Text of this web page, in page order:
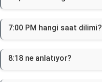
7:00 PM hangi saat dilimi?
8:18 ne anlatıyor?